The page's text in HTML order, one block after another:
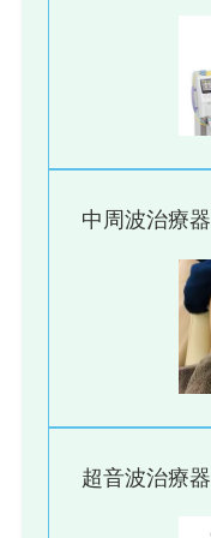
中周波治療器
超音波治療器